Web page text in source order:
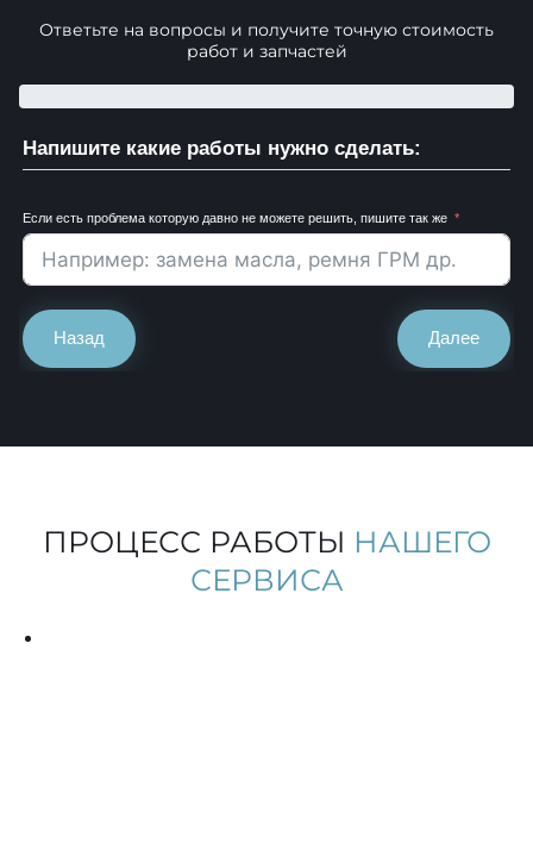
Ответьте на вопросы и получите точную стоимость
работ и запчастей
Напишите какие работы нужно сделать:
Если есть проблема которую давно не можете решить, пишите так же
Назад Далее
ПРОЦЕСС РАБОТЫ НАШЕГО
СЕРВИСА